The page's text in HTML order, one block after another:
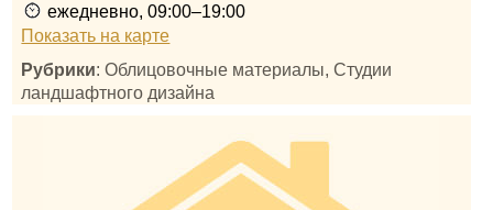
ежедневно, 09:00–19:00
Показать на карте
Рубрики: Облицовочные материалы, Студии
ландшафтного дизайна